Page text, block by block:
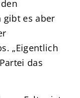
gibt es aber
„Eigentlich
das